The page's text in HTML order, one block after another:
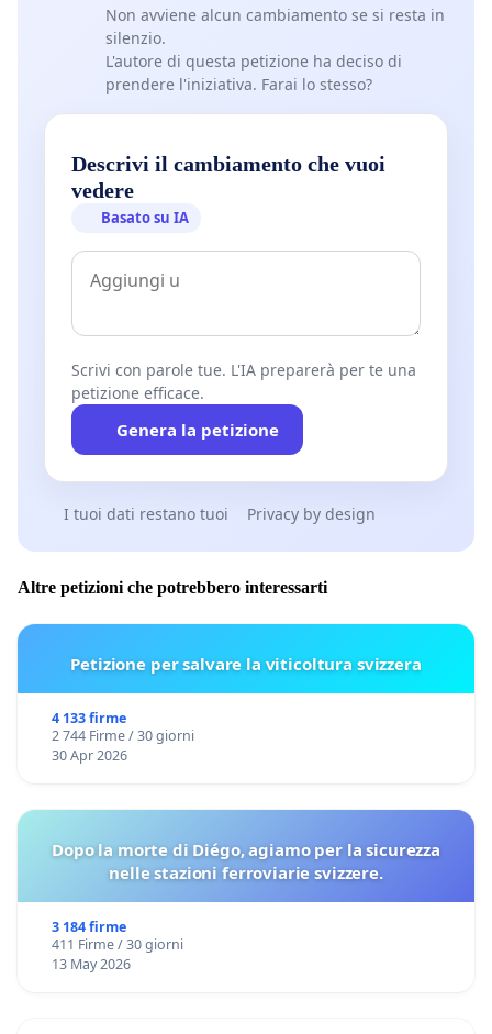
Non avviene alcun cambiamento se si resta in
silenzio.
L'autore di questa petizione ha deciso di
prendere l'iniziativa. Farai lo stesso?
Descrivi il cambiamento che vuoi
vedere
Basato su IA
Scrivi con parole tue. L'IA preparerà per te una
petizione efficace.
Genera la petizione
I tuoi dati restano tuoi Privacy by design
Altre petizioni che potrebbero interessarti
Petizione per salvare la viticoltura svizzera
4 133 firme
2 744 Firme / 30 giorni
30 Apr 2026
Dopo la morte di Diégo, agiamo per la sicurezza
nelle stazioni ferroviarie svizzere.
3 184 firme
411 Firme / 30 giorni
13 May 2026